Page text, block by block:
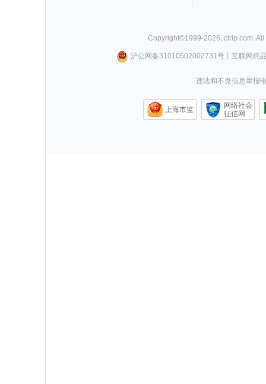
Copyright©1999-2026 ctrip.com .
沪公网备31010502002731号丨 互联网药
违法和不良信息举报
上海市监
网络社会
征信网